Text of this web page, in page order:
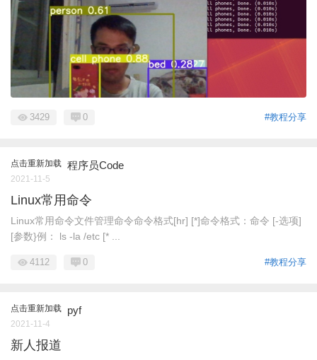
#教程分享
3429 0
点击重新加载 程序员Code
2021-11-5
Linux常用命令
Linux常用命令文件管理命令命令格式[hr] [*]命令格式：命令 [-选项]
[参数}例： ls -la /etc [* ...
#教程分享
4112 0
点击重新加载 pyf
2021-11-4
新人报道